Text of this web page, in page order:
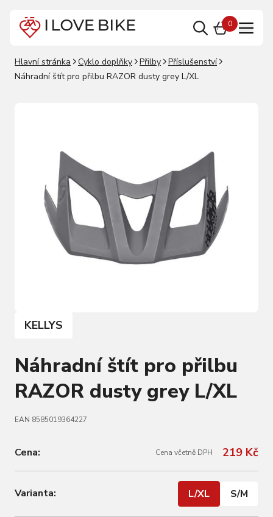
0
Hlavní stránka Cyklo doplňky Přilby
Příslušenství
Náhradní štít pro přilbu RAZOR dusty grey L/XL
KELLYS
Náhradní štít pro přilbu
RAZOR dusty grey L/XL
EAN 8585019364227
Cena: Cena včetně DPH 219 Kč
Varianta: L/XL S/M